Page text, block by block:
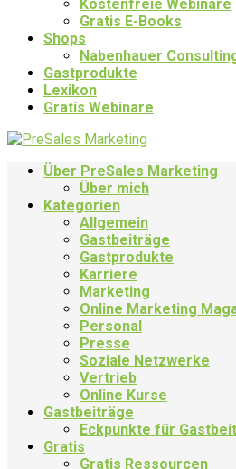
Kostenfreie Webinare
Gratis E-Books
Shops
Nabenhauer
Gastprodukte
Lexikon
Gratis Webinare
Über PreSales Marketing
Über mich
Kategorien
Allgemein
Gastbeiträge
Gastprodukte
Karriere
Marketing
Online Marketing
Personal
Presse
Soziale Netzwerke
Vertrieb
Online Kurse
Gastbeiträge
Eckpunkte für
Gratis
Gratis Ressourcen